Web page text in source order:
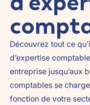
Découvrez tout ce
d’expertise
entreprise jusqu’aux
comptables se
fonction de votre